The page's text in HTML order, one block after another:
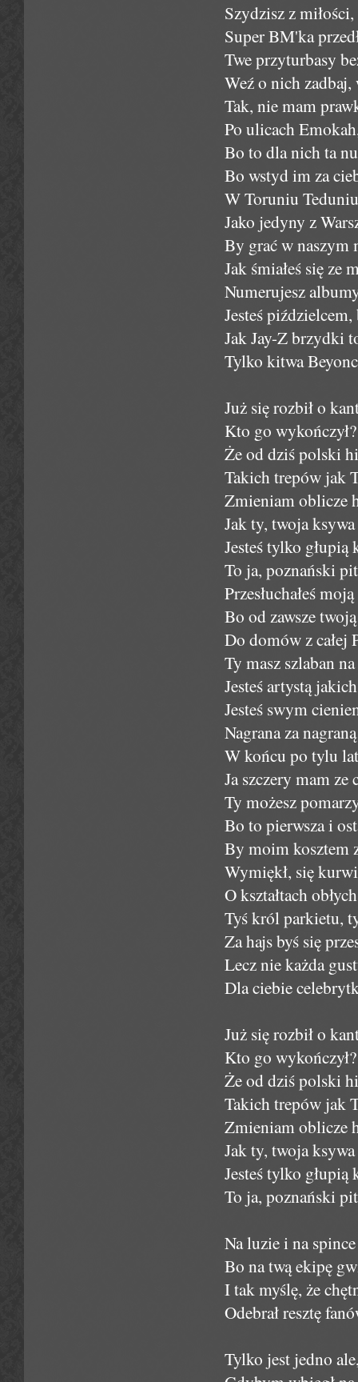
Szydzisz z
Super BM'ka
Twe przyturbasy
Weź o nich zadbaj,
Tak, nie mam
Po ulicach
Bo to dla nich ta
Bo wstyd im za
W Toruniu
Jako jedyny z
By grać w naszym
Jak śmiałeś się ze
Numerujesz
Jesteś
Jak Jay-Z brzydki
Tylko kitwa
Już się rozbił o
Kto go
Że od dziś polski
Takich trepów jak
Zmieniam oblicze
Jak ty, twoja
Jesteś tylko głupią
To ja, poznański
Przesłuchałeś
Bo od zawsze
Do domów z całej
Ty masz szlaban
Jesteś artystą
Jesteś swym
Nagrana za
W końcu po tylu
Ja szczery mam
Ty możesz
Bo to pierwsza i
By moim kosztem
Wymiękł, się
O kształtach
Tyś król parkietu,
Za hajs byś się
Lecz nie każda
Dla ciebie
Już się rozbił o
Kto go
Że od dziś polski
Takich trepów jak
Zmieniam oblicze
Jak ty, twoja
Jesteś tylko głupią
To ja, poznański
Na luzie i na
Bo na twą ekipę
I tak myślę, że
Odebrał resztę
Tylko jest jedno